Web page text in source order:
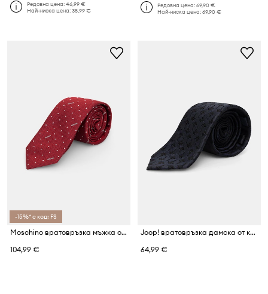
Редовна цена:46,99 €
Най-ниска цена:35,99 €
Редовна цена:69,90 €
Най-ниска цена:69,90 €
-15%* с код: FS
Moschino вратовръзка мъжка от коприна
104,99 €
Joop! вратовръзка дамска от коприна
64,99 €